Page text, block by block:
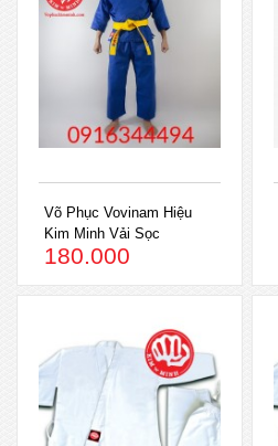
Võ Phục Vovinam Hiệu
Kim Minh Vải Sọc
180.000